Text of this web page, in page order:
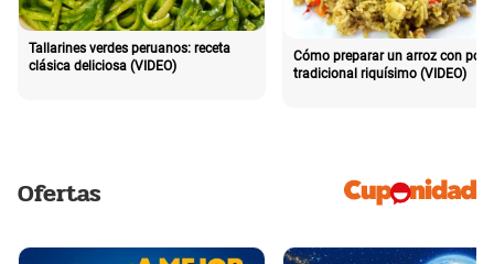
Tallarines verdes peruanos: receta
clásica deliciosa (VIDEO)
Cómo preparar un arroz con pollo
tradicional riquísimo (VIDEO)
Ofertas